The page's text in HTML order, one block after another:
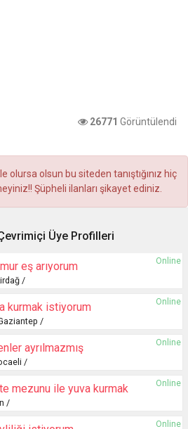
26771 Görüntülendi
olursa olsun bu siteden tanıştığınız hiç
Şüpheli ilanları şikayet ediniz.
Üye Profilleri
Online
eş arıyorum
/
Online
kurmak istiyorum
/
Online
ayrılmazmış
/
Online
mezunu ile yuva kurmak
/
Online